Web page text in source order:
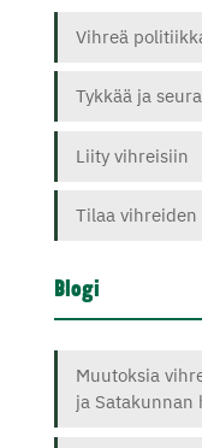
Vihreä
Tykkää ja
Liity vihreisiin
Tilaa
Blogi
Muutoksia
ja Satakunnan